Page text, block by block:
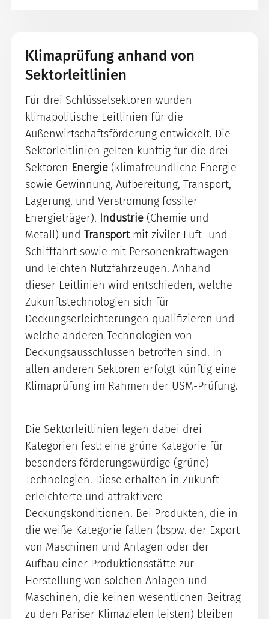
Klimaprüfung anhand von
Sektorleitlinien
Für drei Schlüsselsektoren wurden
klimapolitische Leitlinien für die
Außenwirtschaftsförderung entwickelt. Die
Sektorleitlinien gelten künftig für die drei
Sektoren Energie (klimafreundliche Energie
sowie Gewinnung, Aufbereitung, Transport,
Lagerung, und Verstromung fossiler
Energieträger), Industrie (Chemie und
Metall) und Transportmit ziviler Luft- und
Schifffahrt sowie mit Personenkraftwagen
und leichten Nutzfahrzeugen. Anhand
dieser Leitlinien wird entschieden, welche
Zukunftstechnologien sich für
Deckungserleichterungen qualifizieren und
welche anderen Technologien von
Deckungsausschlüssen betroffen sind. In
allen anderen Sektoren erfolgt künftig eine
Klimaprüfung im Rahmen der USM-Prüfung.
Die Sektorleitlinien legen dabei drei
Kategorien fest: eine grüne Kategorie für
besonders förderungswürdige (grüne)
Technologien. Diese erhalten in Zukunft
erleichterte und attraktivere
Deckungskonditionen. Bei Produkten, die in
die weiße Kategorie fallen (bspw. der Export
von Maschinen und Anlagen oder der
Aufbau einer Produktionsstätte zur
Herstellung von solchen Anlagen und
Maschinen, die keinen wesentlichen Beitrag
zu den Pariser Klimazielen leisten) bleiben